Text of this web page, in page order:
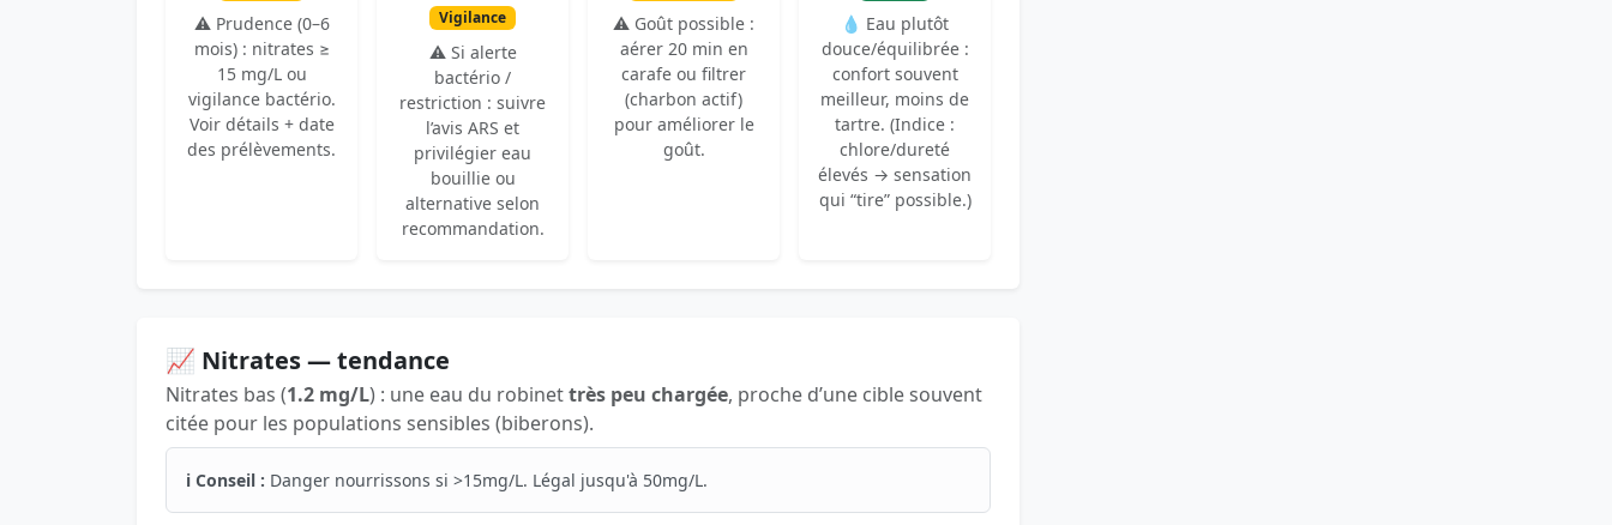
⚠️ Prudence (0–6
mois) : nitrates ≥
15 mg/L ou
vigilance bactério.
Voir détails + date
des prélèvements.
Vigilance
⚠️ Si alerte
bactério /
restriction : suivre
l’avis ARS et
privilégier eau
bouillie ou
alternative selon
recommandation.
⚠️ Goût possible :
aérer 20 min en
carafe ou filtrer
(charbon actif)
pour améliorer le
goût.
💧 Eau plutôt
douce/équilibrée :
confort souvent
meilleur, moins de
tartre. (Indice :
chlore/dureté
élevés → sensation
qui “tire” possible.)
📈 Nitrates — tendance
Nitrates bas (1.2 mg/L) : une eau du robinettrès peu chargée, proche d’une cible souvent
citée pour les populations sensibles (biberons).
ℹ️ Conseil : Danger nourrissons si >15mg/L. Légal jusqu'à 50mg/L.